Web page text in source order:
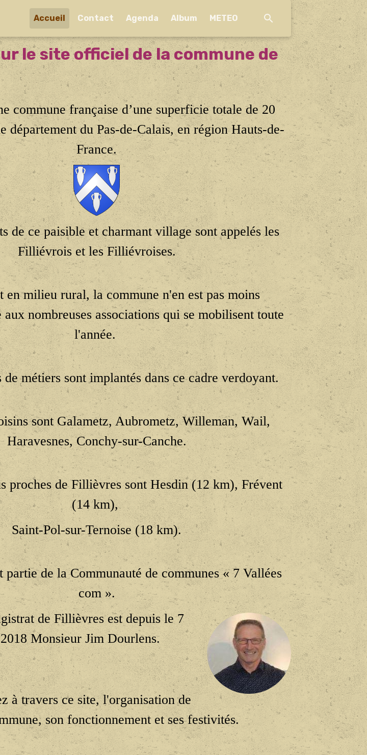
Accueil Contact Agenda Album METEO
le site officiel de la commune de
commune française d’une superficie totale de 20
département du Pas-de-Calais, enrégion Hauts-de-
France.
de ce paisible et charmant village sont appelés les
Filliévrois et les Filliévroises.
en milieu rural, la commune n'en est pas moins
nombreuses associations qui se mobilisent toute
l'année.
métiers sont implantés dans ce cadre verdoyant.
sont Galametz, Aubrometz, Willeman, Wail,
Haravesnes, Conchy-sur-Canche.
proches de Fillièvres sont Hesdin (12 km), Frévent
(14 km),
Saint-Pol-sur-Ternoise (18 km).
de la Communauté de communes « 7 Vallées
com ».
de Fillièvres est depuis le 7
Monsieur Jim Dourlens.
à travers ce site, l'organisation de
son fonctionnement et ses festivités.